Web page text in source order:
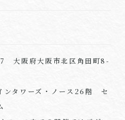
大阪府大阪市北区角田町8-
ンタワーズ・ノース26階 セ